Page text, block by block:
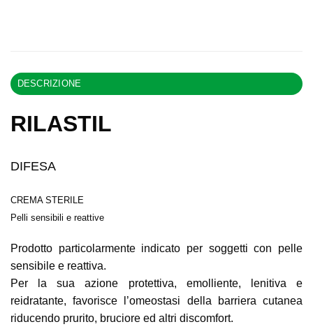
DESCRIZIONE
RILASTIL
DIFESA
CREMA STERILE
Pelli sensibili e reattive
Prodotto particolarmente indicato per soggetti con pelle
sensibile e reattiva.
Per la sua azione protettiva, emolliente, lenitiva e
reidratante, favorisce l’omeostasi della barriera cutanea
riducendo prurito, bruciore ed altri discomfort.